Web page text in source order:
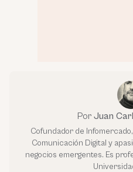
Por Juan
Cofundador de
Comunicación Digital y
negocios emergentes. Es